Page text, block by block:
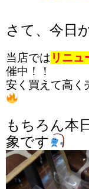
さて、今日
当店では リニュ
催中！！
安く買えて高く
もちろん本
象です